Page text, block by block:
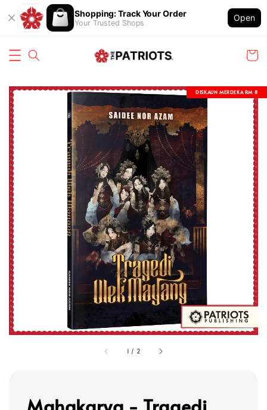
Shopping: Track Your Order
Your Trusted Shops
Open
1 / 2
DISKAUN MERDEKA RM 8